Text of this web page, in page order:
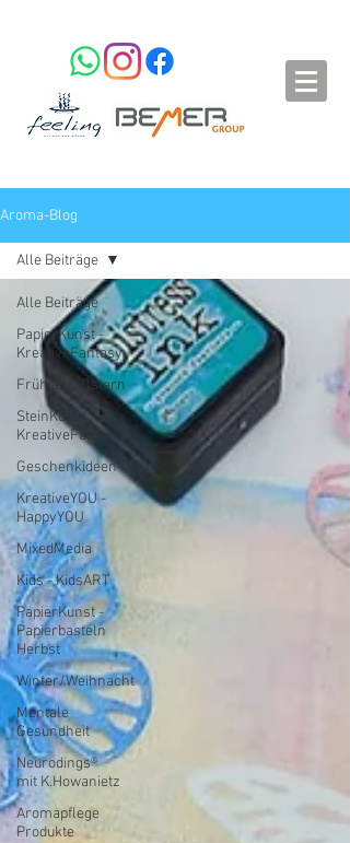
Aroma-Blog
Alle Beiträge
PapierKunst -
KreativeFantasy
Frühjahr/Ostern
SteinKunst
KreativeFantasy
Geschenkideen
KreativeYOU -
HappyYOU
MixedMedia
Kids - KidsART
PapierKunst -
Papierbasteln
Herbst
Winter/Weihnacht
Mentale
Gesundheit
Neurodings®
mit K.Howanietz
Aromapflege
Produkte
Alle Beiträge